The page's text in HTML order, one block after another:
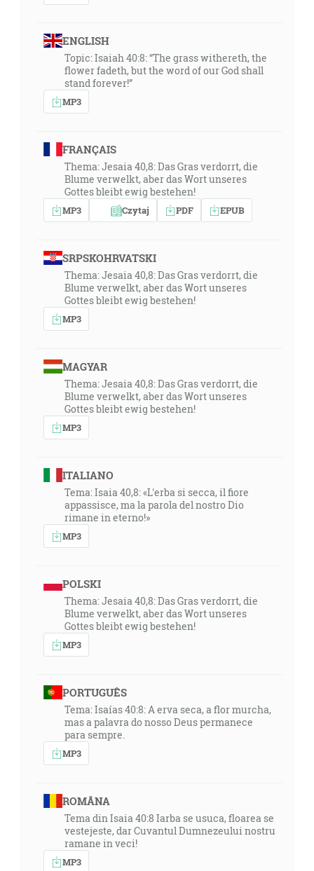
ENGLISH
Topic: Isaiah 40:8: “The grass withereth, the
flower fadeth, but the word of our God shall
stand forever!”
MP3
FRANÇAIS
Thema: Jesaia 40,8: Das Gras verdorrt, die
Blume verwelkt, aber das Wort unseres
Gottes bleibt ewig bestehen!
MP3 Czytaj PDF EPUB
SRPSKOHRVATSKI
Thema: Jesaia 40,8: Das Gras verdorrt, die
Blume verwelkt, aber das Wort unseres
Gottes bleibt ewig bestehen!
MP3
MAGYAR
Thema: Jesaia 40,8: Das Gras verdorrt, die
Blume verwelkt, aber das Wort unseres
Gottes bleibt ewig bestehen!
MP3
ITALIANO
Tema: Isaia 40,8: «L'erba si secca, il fiore
appassisce, ma la parola del nostro Dio
rimane in eterno!»
MP3
POLSKI
Thema: Jesaia 40,8: Das Gras verdorrt, die
Blume verwelkt, aber das Wort unseres
Gottes bleibt ewig bestehen!
MP3
PORTUGUÊS
Tema: Isaías 40:8: A erva seca, a flor murcha,
mas a palavra do nosso Deus permanece
para sempre.
MP3
ROMÂNA
Tema din Isaia 40:8 Iarba se usuca, floarea se
vestejeste, dar Cuvantul Dumnezeului nostru
ramane in veci!
MP3